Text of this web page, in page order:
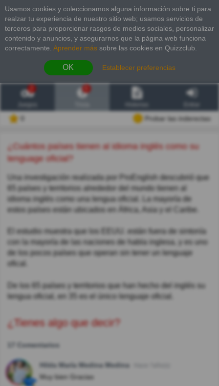
Usamos cookies y coleccionamos alguna información sobre ti para
realzar tu experiencia de nuestro sitio web; usamos servicios de
terceros para proporcionar rasgos de medios sociales, personalizar
contenido y anuncios, y asegurarnos que la página web funciona
correctamente. Aprender más sobre las cookies en Quizzclub.
OK Establecer preferencias
2
Probar las inderectas
¿Cuántos países tienen al idioma inglés como su
lenguage oficial?
Una investigación realizada por ProEnglish descubrió que
65 países y territorios alrededor del mundo tienen al
idioma inglés como una lengua oficial. La mayoría de
estos países están ubicados en África, Asia y el Caribe.
El estudio muestra que los EEUU. están fuera de sintonía
con la mayoría de las naciones de habla inglesa, y es uno
de los pocos países que operan sin tener un lenguaje
ofical.
De los 65 países y territorios que han hecho del inglés su
lengua oficial, en 35 es el único lenguaje oficial.
¿Tienes algo que decir?
17 Comentarios
Hilda María Medina Medina
Muy bien Gracias